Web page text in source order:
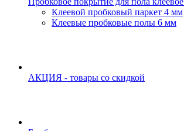
Клеевой пробковый паркет 4 мм
Клеевые пробковые полы 6 мм
АКЦИЯ - товары со скидкой